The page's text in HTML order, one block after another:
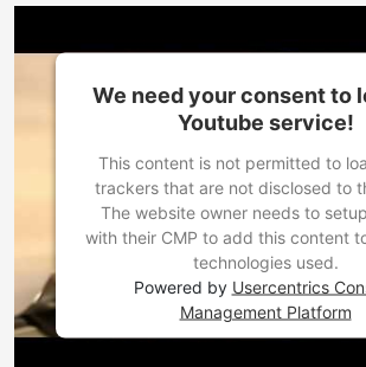
We need your consent to
Youtube service!
This content is not permitted to
trackers that are not disclosed to
The website owner needs to
with their CMP to add this content
technologies used.
Powered by Usercentrics
Management Platform